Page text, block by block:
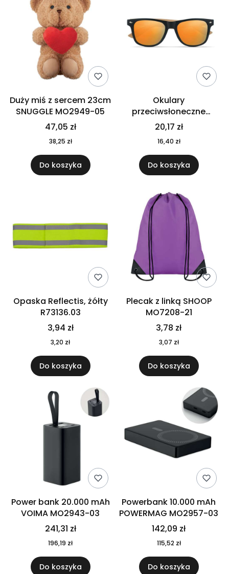
Duży miś z sercem 23cm
SNUGGLE MO2949-05
47,05 zł
38,25 zł
Do koszyka
Okulary
przeciwsłoneczne
CALIFORNIA TOUCH
MO9617-10
20,17 zł
16,40 zł
Do koszyka
Opaska Reflectis, żółty
R73136.03
3,94 zł
3,20 zł
Do koszyka
Plecak z linką SHOOP
MO7208-21
3,78 zł
3,07 zł
Do koszyka
Power bank 20.000 mAh
VOIMA MO2943-03
241,31 zł
196,19 zł
Do koszyka
Powerbank 10.000 mAh
POWERMAG MO2957-03
142,09 zł
115,52 zł
Do koszyka